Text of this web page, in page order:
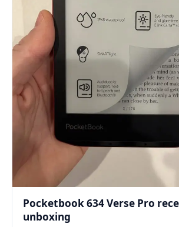
Pocketbook 634 Verse Pro
unboxing